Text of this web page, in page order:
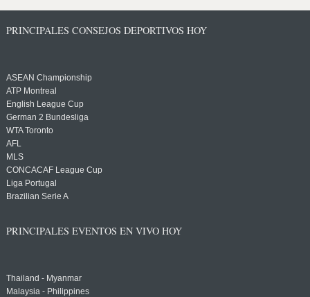
PRINCIPALES CONSEJOS DEPORTIVOS HOY
ASEAN Championship
ATP Montreal
English League Cup
German 2 Bundesliga
WTA Toronto
AFL
MLS
CONCACAF League Cup
Liga Portugal
Brazilian Serie A
PRINCIPALES EVENTOS EN VIVO HOY
Thailand - Myanmar
Malaysia - Philippines